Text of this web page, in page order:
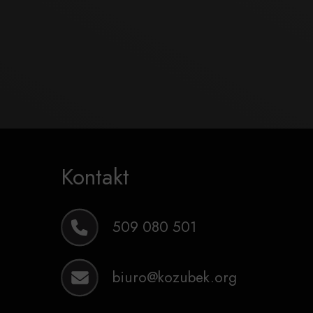
Kontakt
509 080 501
biuro@kozubek.org